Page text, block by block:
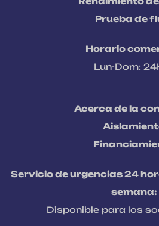
Prueba de
Horario
Lun-Dom:
Acerca de la
Servicio de urgencias 24
semana:
Disponible para los